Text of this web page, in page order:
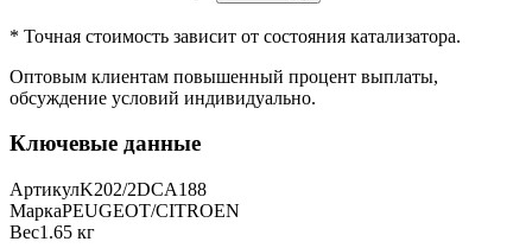
* Точная стоимость зависит от состояния катализатора.
Оптовым клиентам повышенный процент выплаты,
обсуждение условий индивидуально.
Ключевые данные
АртикулK202/2DCA188
МаркаPEUGEOT/CITROEN
Вес1.65 кг